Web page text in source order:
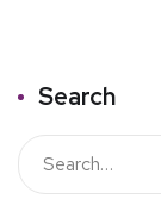
Search